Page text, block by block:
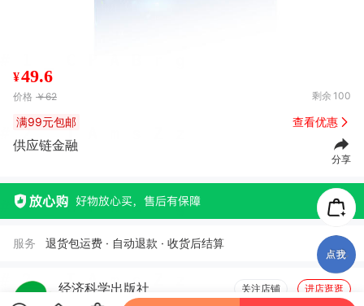
¥49.6
价格 ￥62 剩余 100
满99元包邮 查看优惠
供应链金融
分享
服务 退货包运费 · 自动退款 · 收货后结算
经济科学出版社 关注店铺 进店逛逛